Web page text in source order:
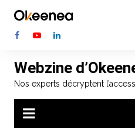
contenu
Webzine
Nos experts décryptent